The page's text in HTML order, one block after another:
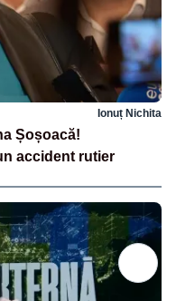
Ionuț Nichita
Șoșoacă!
accident rutier